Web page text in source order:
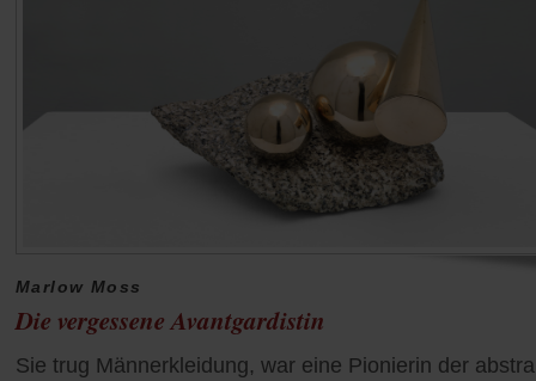
Marlow Moss
Die vergessene Avantgardistin
Sie trug Männerkleidung, war eine Pionierin der